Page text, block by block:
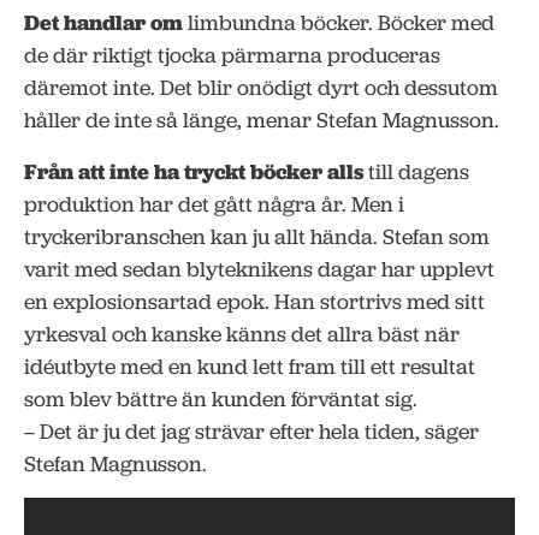
Det handlar omlimbundna böcker. Böcker med
de där riktigt tjocka pärmarna produceras
däremot inte. Det blir onödigt dyrt och dessutom
håller de inte så länge, menar Stefan Magnusson.
Från att inte ha tryckt böcker allstill dagens
produktion har det gått några år. Men i
tryckeribranschen kan ju allt hända. Stefan som
varit med sedan blyteknikens dagar har upplevt
en explosionsartad epok. Han stortrivs med sitt
yrkesval och kanske känns det allra bäst när
idéutbyte med en kund lett fram till ett resultat
som blev bättre än kunden förväntat sig.
– Det är ju det jag strävar efter hela tiden, säger
Stefan Magnusson.